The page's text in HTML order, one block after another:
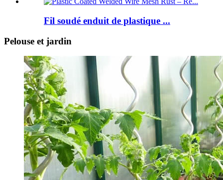
Fil soudé enduit de plastique ...
Pelouse et jardin